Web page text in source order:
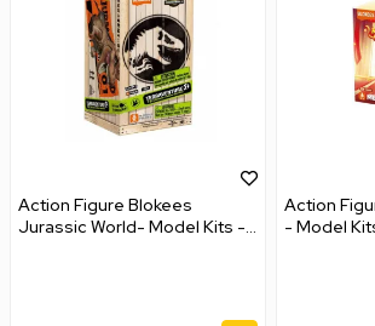
Action Figure Blokees
Jurassic World- Model Kits -
Action
- Model